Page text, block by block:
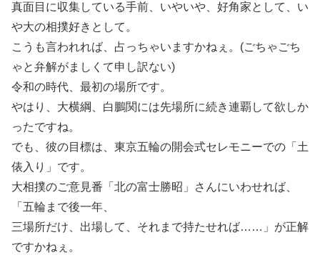
真面目に収集している手前、いやいや、好角家として、い
や大の相撲好きとして。
こうも言われれば、占っちゃいますかねぇ。(ごちゃごち
ゃと弁解がましくて申し訳ない)
令和の時代、最初の場所です。
やはり、大横綱、白鵬関には先場所に続き連覇して欲しか
ったですね。
でも、彼の目標は、東京五輪の開会式セレモニーでの「土
俵入り」です。
大相撲のご意見番「北の富士勝昭」さんにいわせれば、
「五輪まで後一年、
三場所だけ、出場して、それまで持たせれば……」が正解
ですかねぇ。